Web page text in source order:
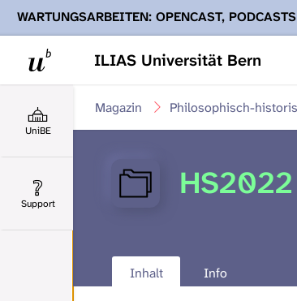
ILIAS Universität Bern
WARTUNGSARBEITEN: OPENCAST,
Ihnen Podcasts, Opencast-Videos und Tobira
UniBE
Support
Philosophisch-
Magazin
HS2022
Inhalt Info